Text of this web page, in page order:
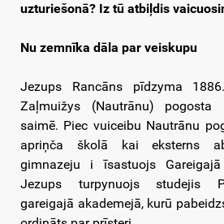
uzturiešonā? Iz tū atbiļdis
Nu zemnīka dāla par veiskupu
Jezups Rancāns pīdzyma
Zaļmuižys (Nautrānu) pogosta
saimē. Piec vuiceibu Nautrānu
apriņča školā kai eksterns
gimnazeju i īsastuojs
Jezups turpynuojs studejis
gareigajā akademejā, kurū